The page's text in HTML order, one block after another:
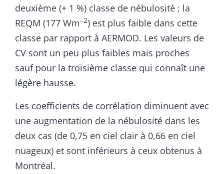
deuxième (+ 1 %) classe de nébulosité ; la
REQM (177 Wm–2) est plus faible dans cette
classe par rapport à AERMOD. Les valeurs de
CV sont un peu plus faibles mais proches
sauf pour la troisième classe qui connaît une
légère hausse.
Les coefficients de corrélation diminuent avec
une augmentation de la nébulosité dans les
deux cas (de 0,75 en ciel clair à 0,66 en ciel
nuageux) et sont inférieurs à ceux obtenus à
Montréal.